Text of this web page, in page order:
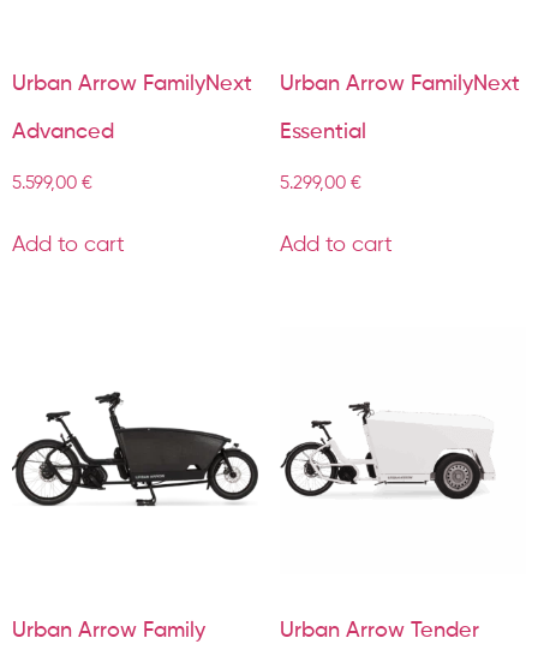
Urban Arrow FamilyNext
Advanced
5.599,00 €
Add to cart
Urban Arrow FamilyNext
Essential
5.299,00 €
Add to cart
Urban Arrow Family Urban Arrow Tender